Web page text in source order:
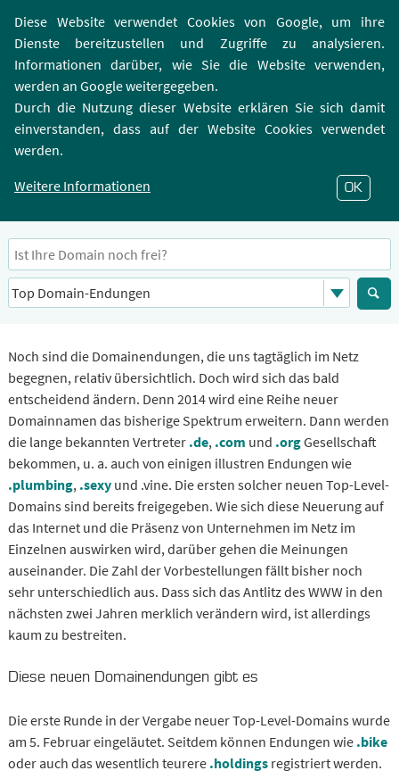
Diese Website verwendet Cookies von Google, um ihre
Dienste bereitzustellen und Zugriffe zu analysieren.
Informationen darüber, wie Sie die Website verwenden,
werden an Google weitergegeben.
Durch die Nutzung dieser Website erklären Sie sich damit
einverstanden, dass auf der Website Cookies verwendet
werden.
Weitere Informationen
OK
Neue Domainendungen
Zusatz?
Noch sind die Domainendungen, die uns tagtäglich im Netz
begegnen, relativ übersichtlich. Doch wird sich das bald
entscheidend ändern. Denn 2014 wird eine Reihe neuer
Domainnamen das bisherige Spektrum erweitern. Dann werden
die lange bekannten Vertreter .de, .com und .orgGesellschaft
bekommen, u. a. auch von einigen illustren Endungen wie
.plumbing, .sexy und .vine. Die ersten solcher neuen Top-Level-
Domains sind bereits freigegeben. Wie sich diese Neuerung auf
das Internet und die Präsenz von Unternehmen im Netz im
Einzelnen auswirken wird, darüber gehen die Meinungen
auseinander. Die Zahl der Vorbestellungen fällt bisher noch
sehr unterschiedlich aus. Dass sich das Antlitz des WWW in den
nächsten zwei Jahren merklich verändern wird, ist allerdings
kaum zu bestreiten.
Diese neuen Domainendungen gibt es
Die erste Runde in der Vergabe neuer Top-Level-Domains wurde
am 5. Februar eingeläutet. Seitdem können Endungen wie .bike
oder auch das wesentlich teurere .holdings registriert werden.